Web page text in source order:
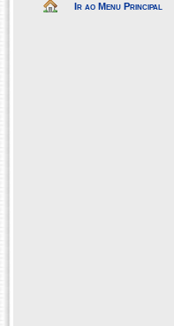
Ir ao Menu Principal